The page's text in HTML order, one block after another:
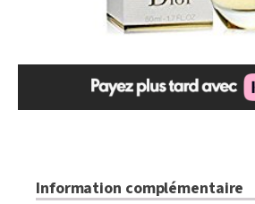
Information complémentaire